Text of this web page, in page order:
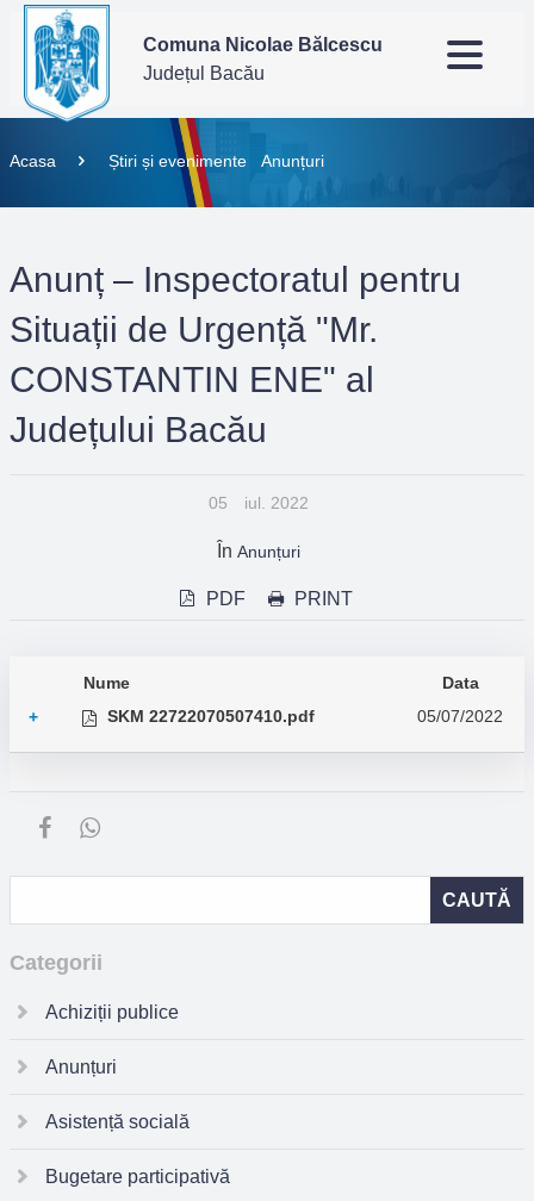
Comuna Nicolae Bălcescu
Județul Bacău
Acasa Știri și evenimente Anunțuri
Anunț – Inspectoratul pentru
Situații de Urgență "Mr.
CONSTANTIN ENE" al
Județului Bacău
05 iul. 2022
În Anunțuri
PDF PRINT
Nume
Data
+
SKM 22722070507410.pdf 05/07/2022
Categorii
Achiziții publice
Anunțuri
Asistență socială
Bugetare participativă